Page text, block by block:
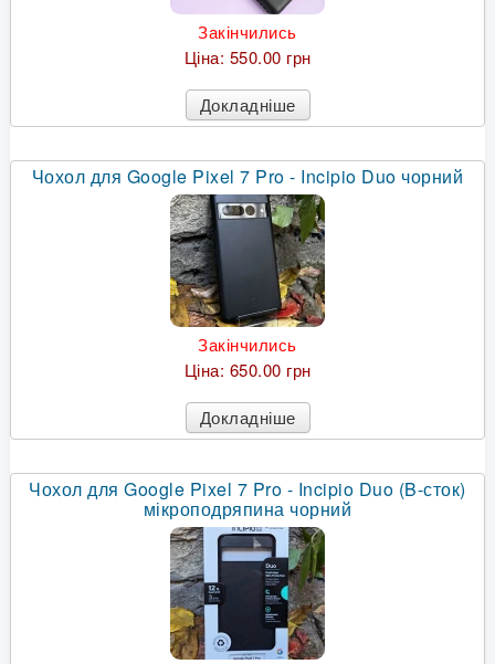
Закінчились
Ціна: 550.00 грн
Докладніше
Чохол для Google Pixel 7 Pro - Incipio Duo чорний
Закінчились
Ціна: 650.00 грн
Докладніше
Чохол для Google Pixel 7 Pro - Incipio Duo (B-сток)
мікроподряпина чорний